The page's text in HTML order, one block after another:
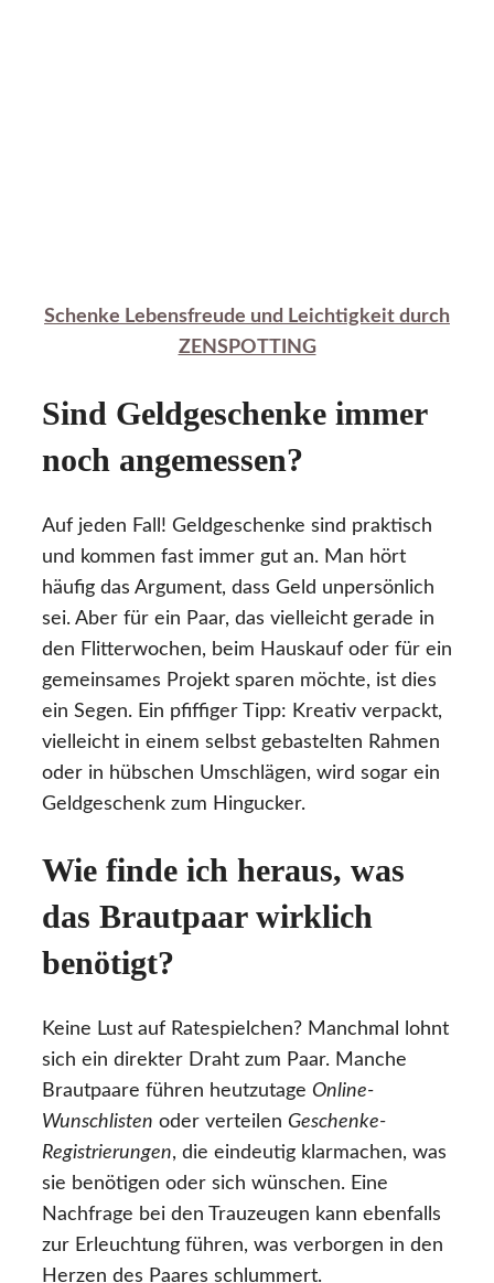
Schenke Lebensfreude und Leichtigkeit durch
ZENSPOTTING
Sind Geldgeschenke immer
noch angemessen?
Auf jeden Fall! Geldgeschenke sind praktisch
und kommen fast immer gut an. Man hört
häufig das Argument, dass Geld unpersönlich
sei. Aber für ein Paar, das vielleicht gerade in
den Flitterwochen, beim Hauskauf oder für ein
gemeinsames Projekt sparen möchte, ist dies
ein Segen. Ein pfiffiger Tipp: Kreativ verpackt,
vielleicht in einem selbst gebastelten Rahmen
oder in hübschen Umschlägen, wird sogar ein
Geldgeschenk zum Hingucker.
Wie finde ich heraus, was
das Brautpaar wirklich
benötigt?
Keine Lust auf Ratespielchen? Manchmal lohnt
sich ein direkter Draht zum Paar. Manche
Brautpaare führen heutzutage Online-
Wunschlisten oder verteilen Geschenke-
Registrierungen, die eindeutig klarmachen, was
sie benötigen oder sich wünschen. Eine
Nachfrage bei den Trauzeugen kann ebenfalls
zur Erleuchtung führen, was verborgen in den
Herzen des Paares schlummert.